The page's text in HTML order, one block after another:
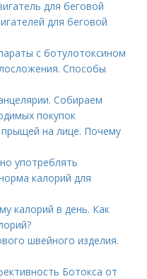
для беговой
для беговой
с ботулотоксином
Способы
Собираем
покупок
прыщей на лице. Почему
употреблять
калорий для
калорий в день. Как
швейного изделия.
Ботокса от